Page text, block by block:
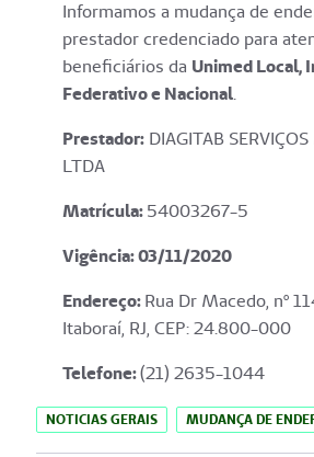
Informamos a mudança de
prestador credenciado para
beneficiários da Unimed Local,
Federativo e Nacional.
Prestador: DIAGITAB
LTDA
Matrícula:54003267-5
Vigência: 03/11/2020
Endereço:Rua Dr Macedo, nº
Itaboraí, RJ, CEP: 24.800-000
Telefone:(21) 2635-1044
NOTICIAS GERAIS MUDANÇA DE